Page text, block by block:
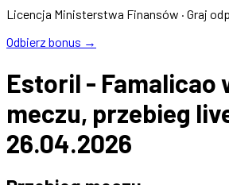
Licencja Ministerstwa Finansów · Graj
Odbierz bonus →
Estoril - Famalicao
meczu, przebieg
26.04.2026